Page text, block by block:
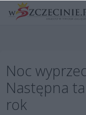
Noc
Następna
rok